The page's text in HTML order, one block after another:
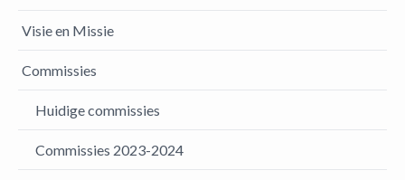
Visie en Missie
Commissies
Huidige commissies
Commissies 2023-2024